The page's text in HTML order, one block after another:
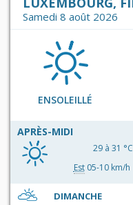
Samedi 8 août 2026
ENSOLEILLÉ
APRÈS-MIDI
29 à 31 °C
Est05-10 km/h
DIMANCHE